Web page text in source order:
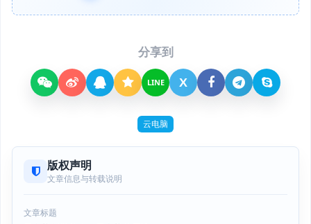
分享到
LINE X
云电脑
版权声明
文章信息与转载说明
文章标题